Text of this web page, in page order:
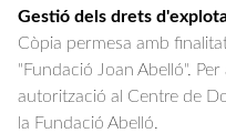
Gestió dels drets
Còpia permesa amb
"Fundació Joan Abelló".
autorització al Centre de
la Fundació Abelló.